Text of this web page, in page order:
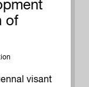
of
visant